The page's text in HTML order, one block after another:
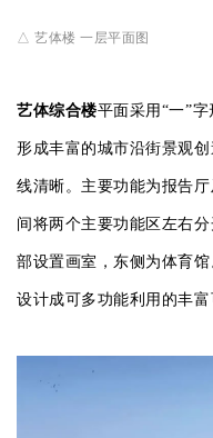
△ 艺体楼 一层平面图
艺体综合楼平面采用“一”
形成丰富的城市沿街景观
线清晰。主要功能为报告
间将两个主要功能区左右
部设置画室，东侧为体育
设计成可多功能利用的丰富